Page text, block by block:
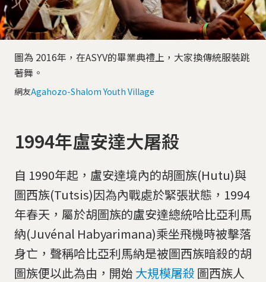
圖為 2016年，在ASYV的畢業典禮上，大家換傳統服裝跳
著舞。
網友Agahozo-Shalom Youth Village
1994年盧安達大屠殺
自 1990年起，盧安達境內的胡圖族(Hutu)與
圖西族(Tutsis)因為內戰處於緊張狀態，1994
年春天，屬於胡圖族的盧安達總統哈比亞利馬
納(Juvénal Habyarimana)乘坐飛機時被擊落
身亡，聲稱哈比亞利馬納是被圖西族暗殺的胡
圖族便以此為由，開始 大規模屠殺 圖西族人